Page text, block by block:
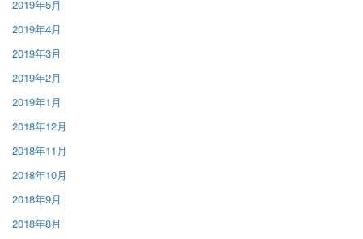
2019年5月
2019年4月
2019年3月
2019年2月
2019年1月
2018年12月
2018年11月
2018年10月
2018年9月
2018年8月